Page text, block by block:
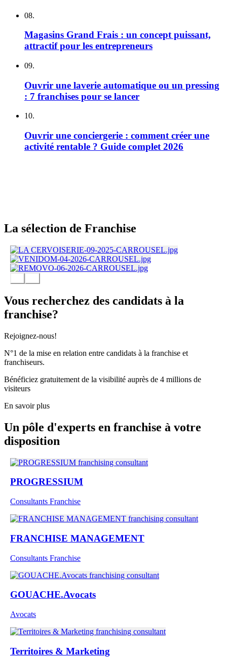
08.
Magasins Grand Frais : un concept puissant,
attractif pour les entrepreneurs
09.
Ouvrir une laverie automatique ou un pressing
: 7 franchises pour se lancer
10.
Ouvrir une conciergerie : comment créer une
activité rentable ? Guide complet 2026
La sélection de Franchise
Vous recherchez des candidats à la
franchise?
Rejoignez-nous!
N°1 de la mise en relation entre candidats à la franchise et
franchiseurs.
Bénéficiez gratuitement de la visibilité auprès de 4 millions de
visiteurs
En savoir plus
Un pôle d'experts en franchise à votre
disposition
PROGRESSIUM
Consultants Franchise
FRANCHISE MANAGEMENT
Consultants Franchise
GOUACHE.Avocats
Avocats
Territoires & Marketing